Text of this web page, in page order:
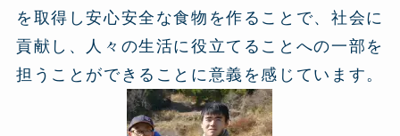
を取得し安心安全な食物を作ることで、社会に
貢献し、人々の生活に役立てることへの一部を
担うことができることに意義を感じています。